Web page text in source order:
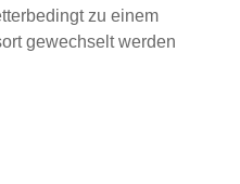
zu einem
gewechselt werden